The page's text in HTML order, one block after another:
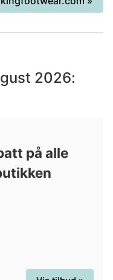
Helt siden den
vår misjon; «To
2026:
på alle